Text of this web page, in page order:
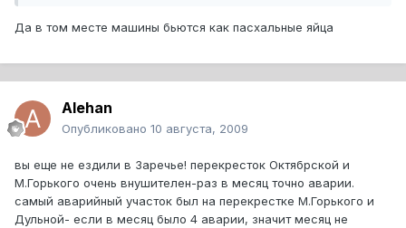
Да в том месте машины бьются как пасхальные яйца
Alehan
Опубликовано 10 августа, 2009
вы еще не ездили в Заречье! перекресток Октябрской и
М.Горького очень внушителен-раз в месяц точно аварии.
самый аварийный участок был на перекрестке М.Горького и
Дульной- если в месяц было 4 аварии, значит месяц не